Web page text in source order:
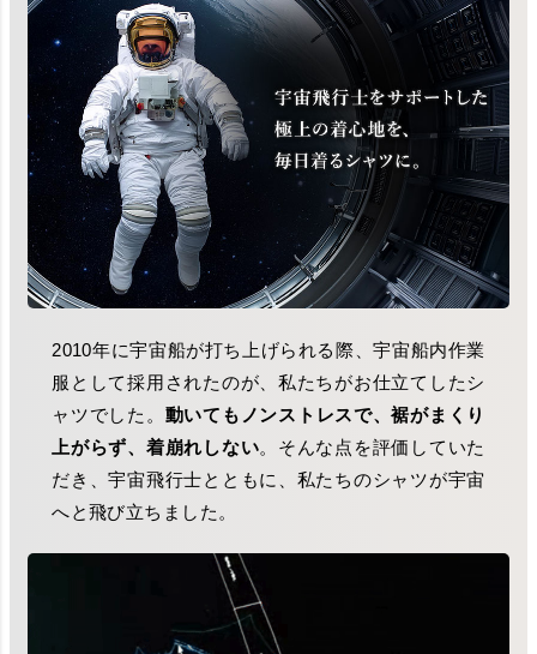
2010年に宇宙船が打ち上げられる際、宇宙船内作業
服として採用されたのが、私たちがお仕立てしたシ
ャツでした。 動いてもノンストレスで、裾がまくり
上がらず、着崩れしない。そんな点を評価していた
だき、宇宙飛行士とともに、私たちのシャツが宇宙
へと飛び立ちました。